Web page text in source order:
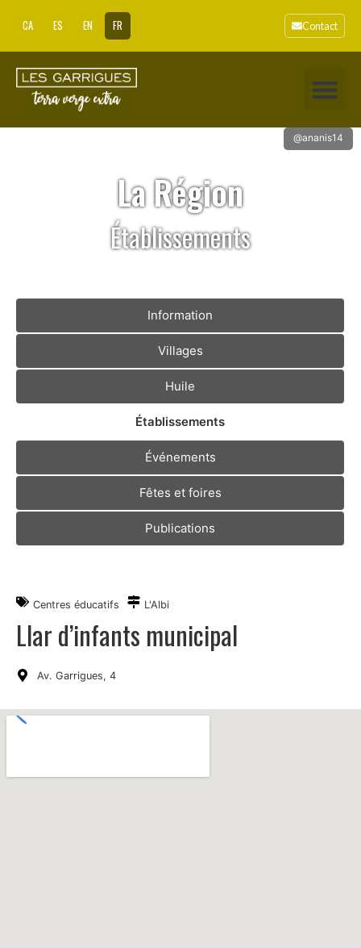
CA ES EN FR Contact
@ananis14
La Région
Établissements
Information
Villages
Huile
Établissements
Événements
Fêtes et foires
Publications
Centres éducatifs L'Albi
Llar d’infants municipal
Av. Garrigues, 4